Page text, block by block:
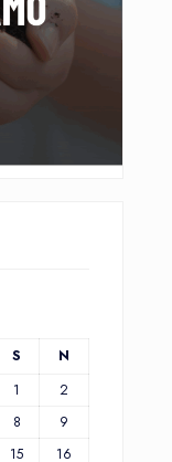
S N
1
2
8
9
15
16